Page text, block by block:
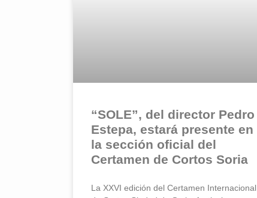
“SOLE”, del director Pedro
Estepa, estará presente en
la sección oficial del
Certamen de Cortos Soria
La XXVI edición del Certamen Internacional